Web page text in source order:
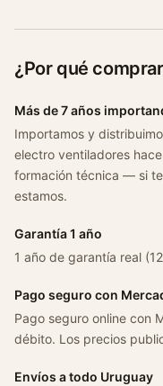
¿Por qué
Más de 7 años
Importamos y
electro ventiladores
formación técnica — si
estamos.
Garantía 1 año
1 año de garantía real
Pago seguro con
Pago seguro online con
débito. Los precios
Envíos a todo Uruguay